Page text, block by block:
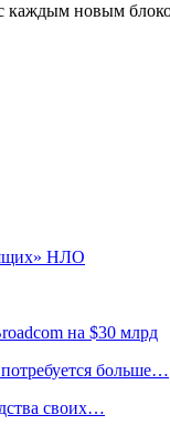
каждым новым
НЛО
на $30 млрд
больше…
своих…